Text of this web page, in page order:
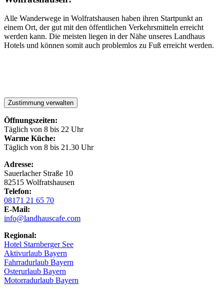
Alle Wanderwege in Wolfratshausen haben ihren Startpunkt an
einem Ort, der gut mit den öffentlichen Verkehrsmitteln erreicht
werden kann. Die meisten liegen in der Nähe unseres Landhaus
Hotels und können somit auch problemlos zu Fuß erreicht werden.
Zustimmung verwalten
Öffnungszeiten:
Täglich von 8 bis 22 Uhr
Warme Küche:
Täglich von 8 bis 21.30 Uhr
Adresse:
Sauerlacher Straße 10
82515 Wolfratshausen
Telefon:
08171 21 65 70
E-Mail:
info@landhauscafe.com
Regional:
Hotel Starnberger See
Aktivurlaub Bayern
Fahrradurlaub Bayern
Osterurlaub Bayern
Motorradurlaub Bayern